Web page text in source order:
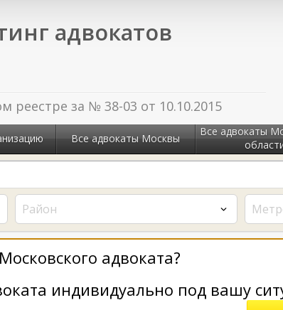
адвокатов
за № 38-03 от 10.10.2015
Все адвокаты Москвы
Все адвокаты
Район
адвоката?
индивидуально под вашу